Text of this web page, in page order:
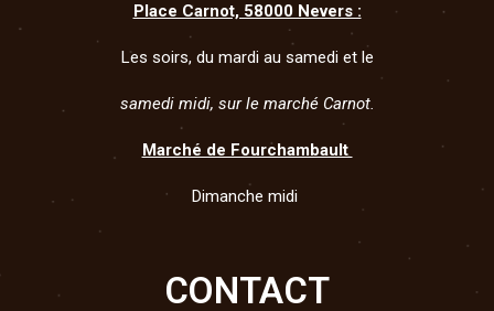
Place Carnot, 58000 Nevers :
Les soirs, du mardi au samedi et le
samedi midi, sur le marché Carnot.
Marché de Fourchambault
Dimanche midi
CONTACT